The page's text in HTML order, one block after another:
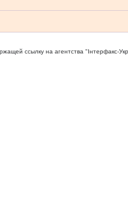
ссылку на агентства "Iнтерфакс-